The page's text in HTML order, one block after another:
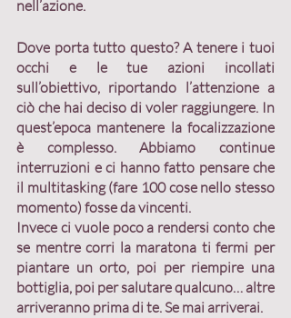
nell’azione.
Dove porta tutto questo? A tenere i tuoi
occhi e le tue azioni incollati
sull’obiettivo, riportando l’attenzione a
ciò che hai deciso di voler raggiungere. In
quest’epoca mantenere la focalizzazione
è complesso. Abbiamo continue
interruzioni e ci hanno fatto pensare che
il multitasking (fare 100 cose nello stesso
momento) fosse da vincenti.
Invece ci vuole poco a rendersi conto che
se mentre corri la maratona ti fermi per
piantare un orto, poi per riempire una
bottiglia, poi per salutare qualcuno… altre
arriveranno prima di te. Se mai arriverai.